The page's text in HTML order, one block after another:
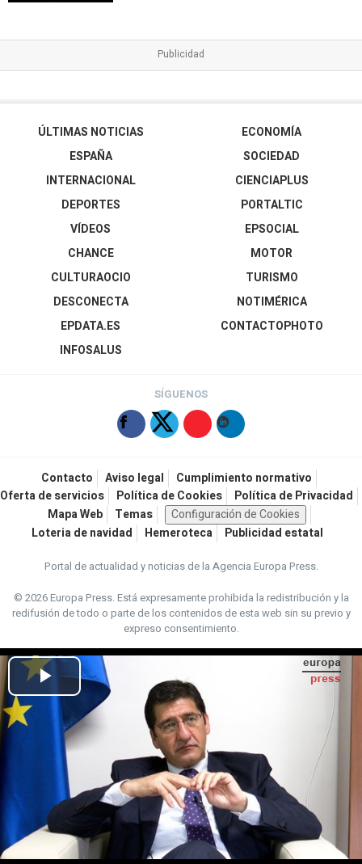
ÚLTIMAS NOTICIAS
ESPAÑA
INTERNACIONAL
DEPORTES
VÍDEOS
ECONOMÍA
SOCIEDAD
CIENCIAPLUS
PORTALTIC
EPSOCIAL
CHANCE
CULTURAOCIO
DESCONECTA
EPDATA.ES
INFOSALUS
MOTOR
TURISMO
NOTIMÉRICA
CONTACTOPHOTO
SÍGUENOS
Contacto Aviso legal
Cumplimiento normativo
Oferta de servicios
Política de Cookies
Política de Privacidad
Mapa Web
Temas
Configuración de Cookies
Loteria de navidad
Hemeroteca Publicidad estatal
Portal de actualidad y noticias de la Agencia Europa Press.
© 2026 Europa Press.Está expresamente prohibida la redistribución y la
redifusión de todo o parte de los contenidos de esta web sin su previo y
expreso consentimiento.